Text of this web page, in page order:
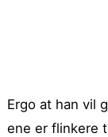
Ergo at han vil
ene er flinkere